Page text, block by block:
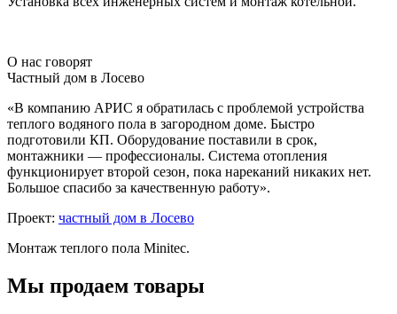
О нас говорят
Частный дом в Лосево
«В компанию АРИС я обратилась с проблемой устройства
теплого водяного пола в загородном доме. Быстро
подготовили КП. Оборудование поставили в срок,
монтажники — профессионалы. Система отопления
функционирует второй сезон, пока нареканий никаких нет.
Большое спасибо за качественную работу».
Проект: частный дом в Лосево
Монтаж теплого пола Minitec.
Мы продаем товары